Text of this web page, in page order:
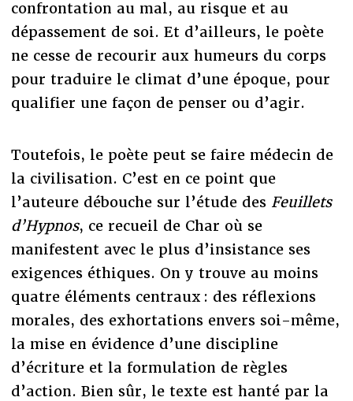
confrontation au mal, au risque et au
dépassement de soi. Et d’ailleurs, le poète
ne cesse de recourir aux humeurs du corps
pour traduire le climat d’une époque, pour
qualifier une façon de penser ou d’agir.
Toutefois, le poète peut se faire médecin de
la civilisation. C’est en ce point que
l’auteure débouche sur l’étude des Feuillets
d’Hypnos, ce recueil de Char où se
manifestent avec le plus d’insistance ses
exigences éthiques. On y trouve au moins
quatre éléments centraux : des réflexions
morales, des exhortations envers soi-même,
la mise en évidence d’une discipline
d’écriture et la formulation de règles
d’action. Bien sûr, le texte est hanté par la